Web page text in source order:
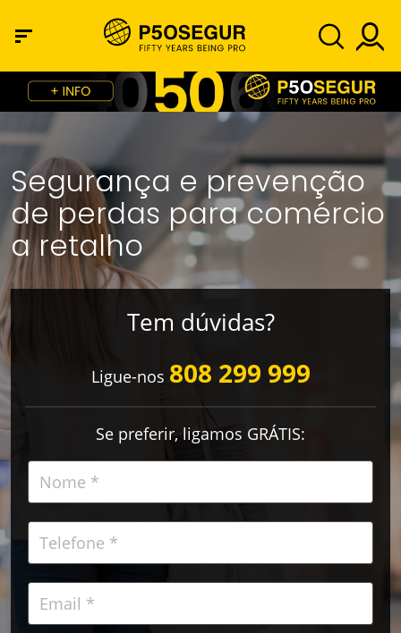
Segurança e prevenção
de perdas para comércio
a retalho
Tem dúvidas?
Ligue-nos 808 299 999
Se preferir, ligamos GRÁTIS: